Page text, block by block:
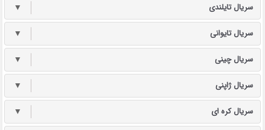
سریال تایلندی ▼
سریال تایوانی ▼
سریال چینی ▼
سریال ژاپنی ▼
سریال کره ای ▼